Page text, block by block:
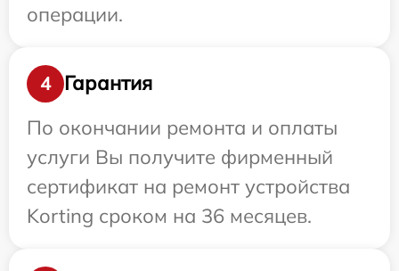
операции.
4
Гарантия
По окончании ремонта и оплаты
услуги Вы получите фирменный
сертификат на ремонт устройства
Korting сроком на 36 месяцев.